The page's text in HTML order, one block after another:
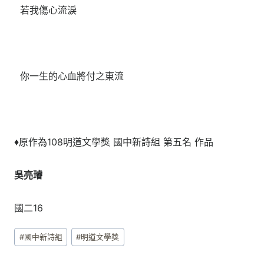
若我傷心流淚
你一生的心血將付之東流
♦原作為108明道文學獎 國中新詩組 第五名 作品
吳亮璿
國二16
Post
Tags:
#國中新詩組 #明道文學獎